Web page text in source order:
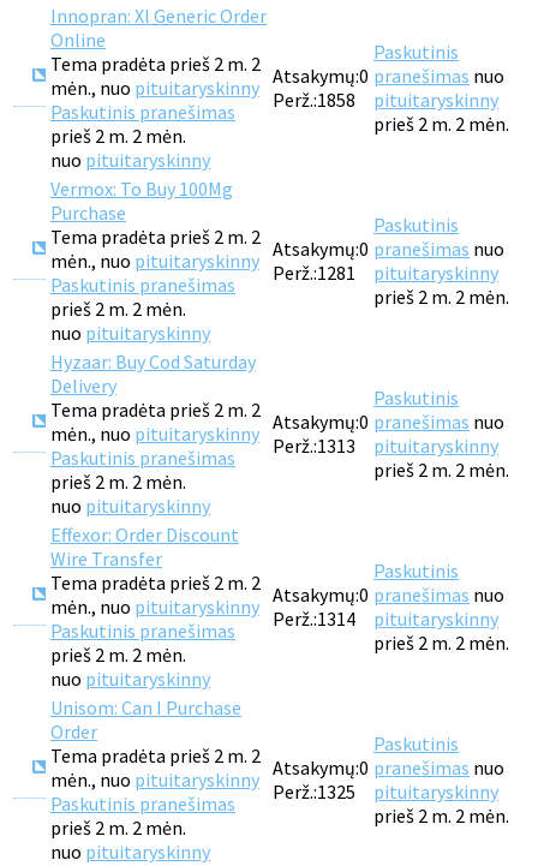
Innopran: Xl Generic Order
Online
Tema pradėta prieš 2 m. 2
mėn., nuo pituitaryskinny
Paskutinis pranešimas
prieš 2 m. 2 mėn.
nuo pituitaryskinny
Atsakymų:0
Perž.:1858
Paskutinis
pranešimas nuo
pituitaryskinny
prieš 2 m. 2 mėn.
Vermox: To Buy 100Mg
Purchase
Tema pradėta prieš 2 m. 2
mėn., nuo pituitaryskinny
Paskutinis pranešimas
prieš 2 m. 2 mėn.
nuo pituitaryskinny
Atsakymų:0
Perž.:1281
Paskutinis
pranešimas nuo
pituitaryskinny
prieš 2 m. 2 mėn.
Hyzaar: Buy Cod Saturday
Delivery
Tema pradėta prieš 2 m. 2
mėn., nuo pituitaryskinny
Paskutinis pranešimas
prieš 2 m. 2 mėn.
nuo pituitaryskinny
Atsakymų:0
Perž.:1313
Paskutinis
pranešimas nuo
pituitaryskinny
prieš 2 m. 2 mėn.
Effexor: Order Discount
Wire Transfer
Tema pradėta prieš 2 m. 2
mėn., nuo pituitaryskinny
Paskutinis pranešimas
prieš 2 m. 2 mėn.
nuo pituitaryskinny
Atsakymų:0
Perž.:1314
Paskutinis
pranešimas nuo
pituitaryskinny
prieš 2 m. 2 mėn.
Unisom: Can I Purchase
Order
Tema pradėta prieš 2 m. 2
mėn., nuo pituitaryskinny
Paskutinis pranešimas
prieš 2 m. 2 mėn.
nuo pituitaryskinny
Atsakymų:0
Perž.:1325
Paskutinis
pranešimas nuo
pituitaryskinny
prieš 2 m. 2 mėn.